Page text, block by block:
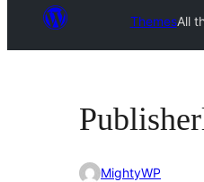
ThemesAll
MightyWP